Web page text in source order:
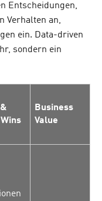
Entscheidungen,
Verhalten an,
ein. Data-driven
sondern ein
Business
Value